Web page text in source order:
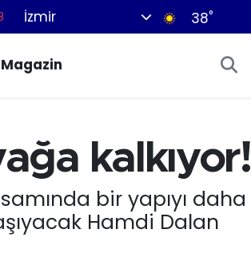
İzmir 38°
Magazin
kalkıyor!
bir yapıyı daha
Hamdi Dalan